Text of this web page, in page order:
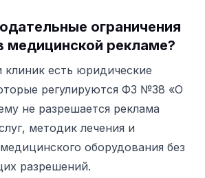
ограничения
медицинской рекламе?
есть юридические
регулируются ФЗ №38 «О
не разрешается реклама
методик лечения и
оборудования без
разрешений.